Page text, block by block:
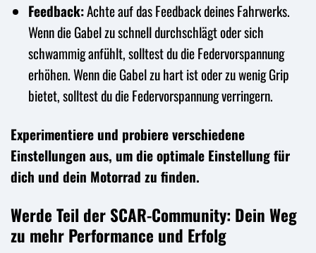
Feedback:Achte auf das Feedback deines Fahrwerks.
Wenn die Gabel zu schnell durchschlägt oder sich
schwammig anfühlt, solltest du die Federvorspannung
erhöhen. Wenn die Gabel zu hart ist oder zu wenig Grip
bietet, solltest du die Federvorspannung verringern.
Experimentiere und probiere verschiedene
Einstellungen aus, um die optimale Einstellung für
dich und dein Motorrad zu finden.
Werde Teil der SCAR-Community: Dein Weg
zu mehr Performance und Erfolg